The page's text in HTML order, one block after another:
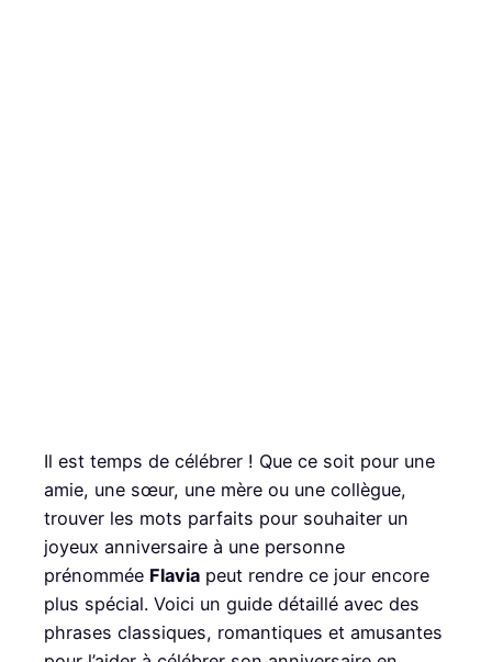
Il est temps de célébrer ! Que ce soit pour une
amie, une sœur, une mère ou une collègue,
trouver les mots parfaits pour souhaiter un
joyeux anniversaire à une personne
prénommée Flavia peut rendre ce jour encore
plus spécial. Voici un guide détaillé avec des
phrases classiques, romantiques et amusantes